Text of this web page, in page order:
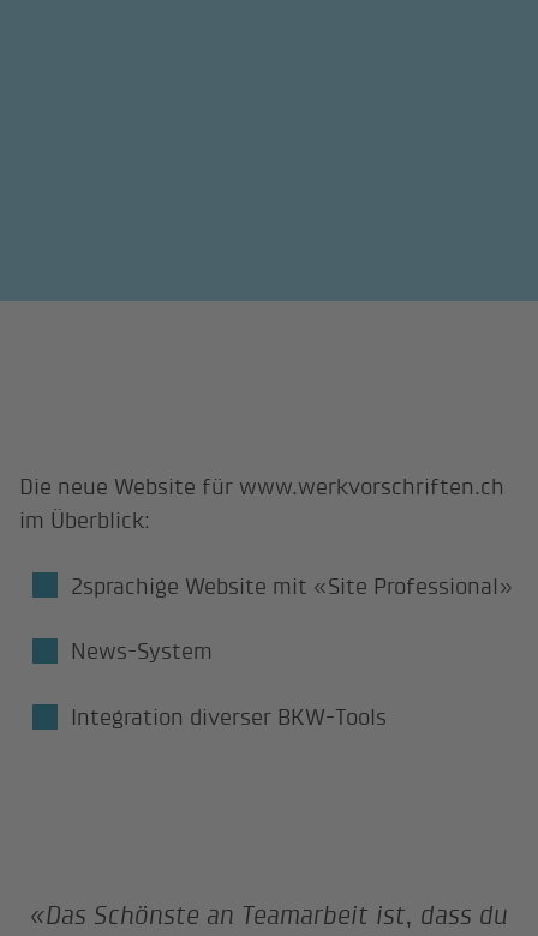
Die neue Website für www.werkvorschriften.ch
im Überblick:
2sprachige Website mit «Site Professional»
News-System
Integration diverser BKW-Tools
«Das Schönste an Teamarbeit ist, dass du